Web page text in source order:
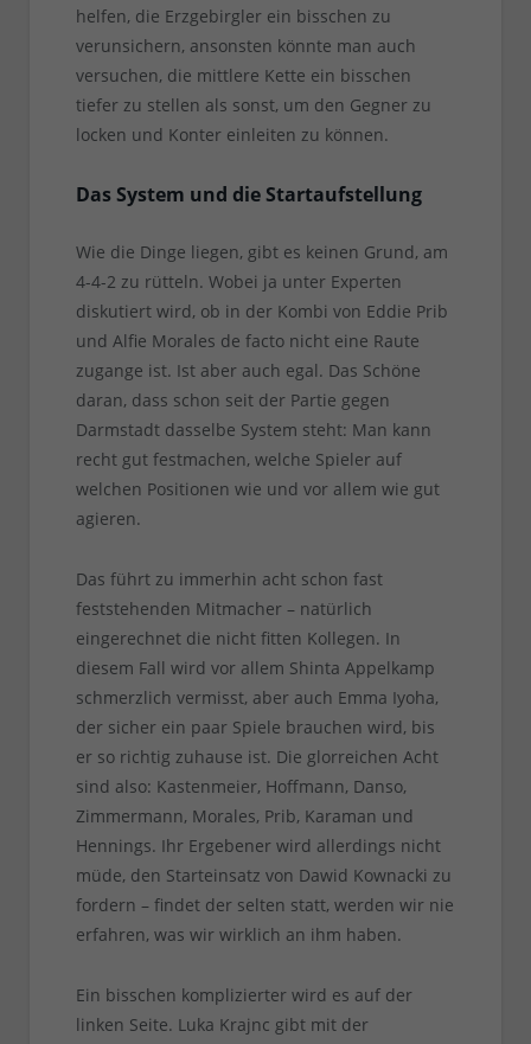
helfen, die Erzgebirgler ein bisschen zu
verunsichern, ansonsten könnte man auch
versuchen, die mittlere Kette ein bisschen
tiefer zu stellen als sonst, um den Gegner zu
locken und Konter einleiten zu können.
Das System und die Startaufstellung
Wie die Dinge liegen, gibt es keinen Grund, am
4-4-2 zu rütteln. Wobei ja unter Experten
diskutiert wird, ob in der Kombi von Eddie Prib
und Alfie Morales de facto nicht eine Raute
zugange ist. Ist aber auch egal. Das Schöne
daran, dass schon seit der Partie gegen
Darmstadt dasselbe System steht: Man kann
recht gut festmachen, welche Spieler auf
welchen Positionen wie und vor allem wie gut
agieren.
Das führt zu immerhin acht schon fast
feststehenden Mitmacher – natürlich
eingerechnet die nicht fitten Kollegen. In
diesem Fall wird vor allem Shinta Appelkamp
schmerzlich vermisst, aber auch Emma Iyoha,
der sicher ein paar Spiele brauchen wird, bis
er so richtig zuhause ist. Die glorreichen Acht
sind also: Kastenmeier, Hoffmann, Danso,
Zimmermann, Morales, Prib, Karaman und
Hennings. Ihr Ergebener wird allerdings nicht
müde, den Starteinsatz von Dawid Kownacki zu
fordern – findet der selten statt, werden wir nie
erfahren, was wir wirklich an ihm haben.
Ein bisschen komplizierter wird es auf der
linken Seite. Luka Krajnc gibt mit der